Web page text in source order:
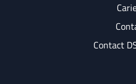
Contact